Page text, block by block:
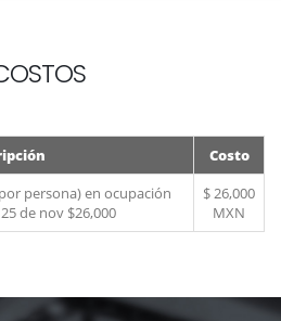
Costo
persona) en ocupación
de nov $26,000
$ 26,000
MXN